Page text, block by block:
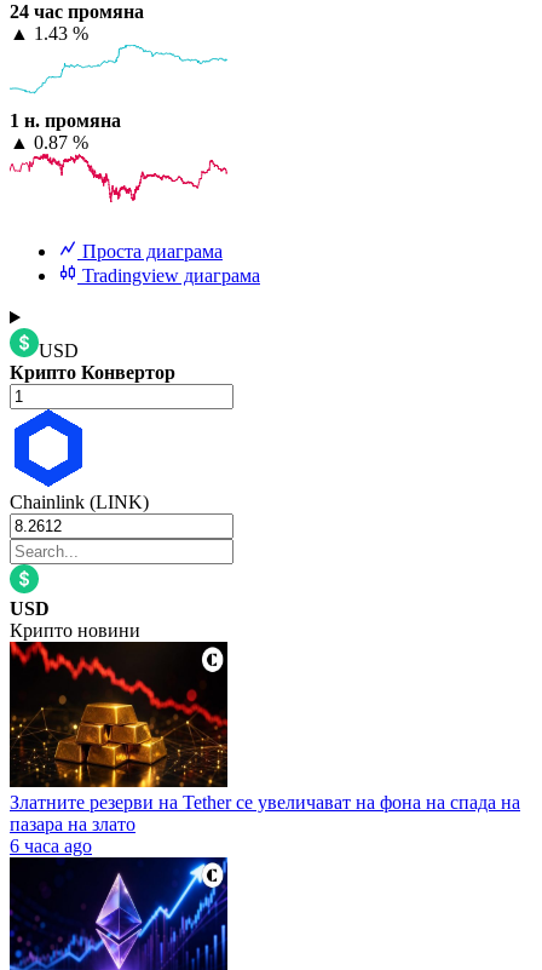
24 час промяна
▲ 1.43 %
1 н. промяна
▲ 0.87 %
Проста диаграма
Tradingview диаграма
USD
Крипто Конвертор
Chainlink (LINK)
USD
Крипто новини
Златните резерви на Tether се увеличават на фона на спада на
пазара на злато
6 часа ago